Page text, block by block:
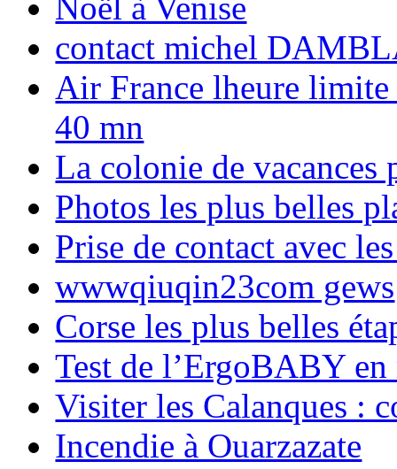
contact michel
Air France lheure limite
40 mn
La colonie de vacances
Photos les plus belles
Prise de contact avec
wwwqiuqin23com gews
Corse les plus belles
Test de l’ErgoBABY en
Visiter les Calanques :
Incendie à Ouarzazate